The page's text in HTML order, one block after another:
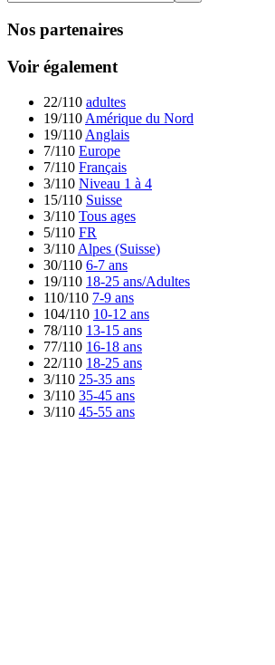
Nos partenaires
Voir également
22/110 adultes
19/110 Amérique du Nord
19/110 Anglais
7/110 Europe
7/110 Français
3/110 Niveau 1 à 4
15/110 Suisse
3/110 Tous ages
5/110 FR
3/110 Alpes (Suisse)
30/110 6-7 ans
19/110 18-25 ans/Adultes
110/110 7-9 ans
104/110 10-12 ans
78/110 13-15 ans
77/110 16-18 ans
22/110 18-25 ans
3/110 25-35 ans
3/110 35-45 ans
3/110 45-55 ans